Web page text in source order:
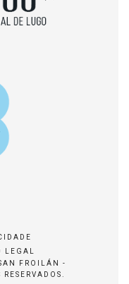
LEGAL
FROILÁN -